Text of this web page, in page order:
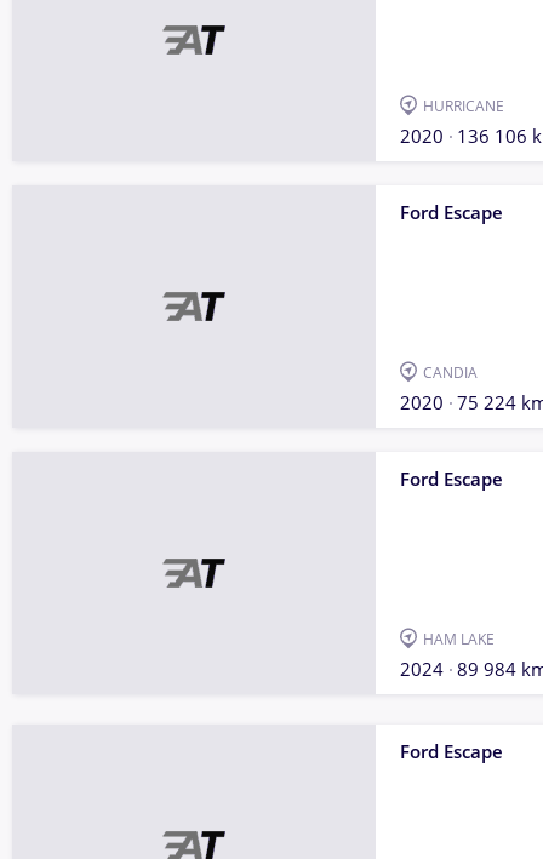
HURRICANE
2020 136 106
Ford Escape
CANDIA
2020 75 224
Ford Escape
HAM LAKE
2024 89 984
Ford Escape